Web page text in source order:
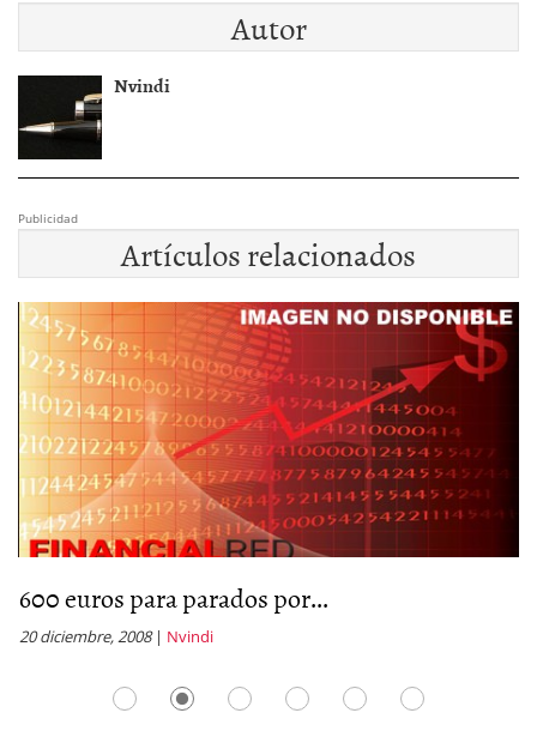
Autor
Nvindi
Publicidad
Artículos relacionados
600 euros para parados por...
20 diciembre, 2008| Nvindi